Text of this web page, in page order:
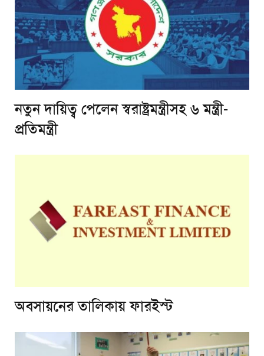
নতুন দায়িত্ব পেলেন স্বরাষ্ট্রমন্ত্রীসহ ৬ মন্ত্রী-
প্রতিমন্ত্রী
অবসায়নের তালিকায় ফারইস্ট